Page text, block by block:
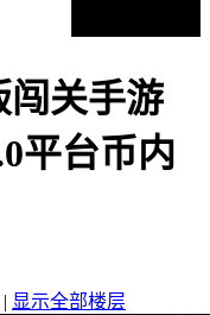
闯关手游
平台币内
| 显示全部楼层